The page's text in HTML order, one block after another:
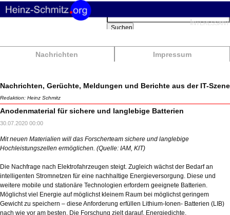
Nachrichten Impressum
Suchbegriffe
Suchen
Nachrichten, Gerüchte, Meldungen und Berichte aus der IT-Szene
Redaktion: Heinz Schmitz
Anodenmaterial für sichere und langlebige Batterien
30.07.2020 00:00
Mit neuen Materialien will das Forscherteam sichere und langlebige
Hochleistungszellen ermöglichen. (Quelle: IAM, KIT)
Die Nachfrage nach Elektrofahrzeugen steigt. Zugleich wächst der Bedarf an
intelligenten Stromnetzen für eine nachhaltige Energieversorgung. Diese und
weitere mobile und stationäre Technologien erfordern geeignete Batterien.
Möglichst viel Energie auf möglichst kleinem Raum bei möglichst geringem
Gewicht zu speichern – diese Anforderung erfüllen Lithium-Ionen- Batterien (LIB)
nach wie vor am besten. Die Forschung zielt darauf, Energiedichte,